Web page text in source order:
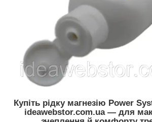
Купіть рідку магнезію Power
ideawebstor.com.ua — для